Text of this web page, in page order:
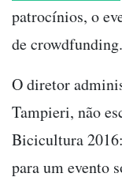
patrocínios, o
de crowdfunding.
O diretor
Tampieri, não
Bicicultura
para um evento